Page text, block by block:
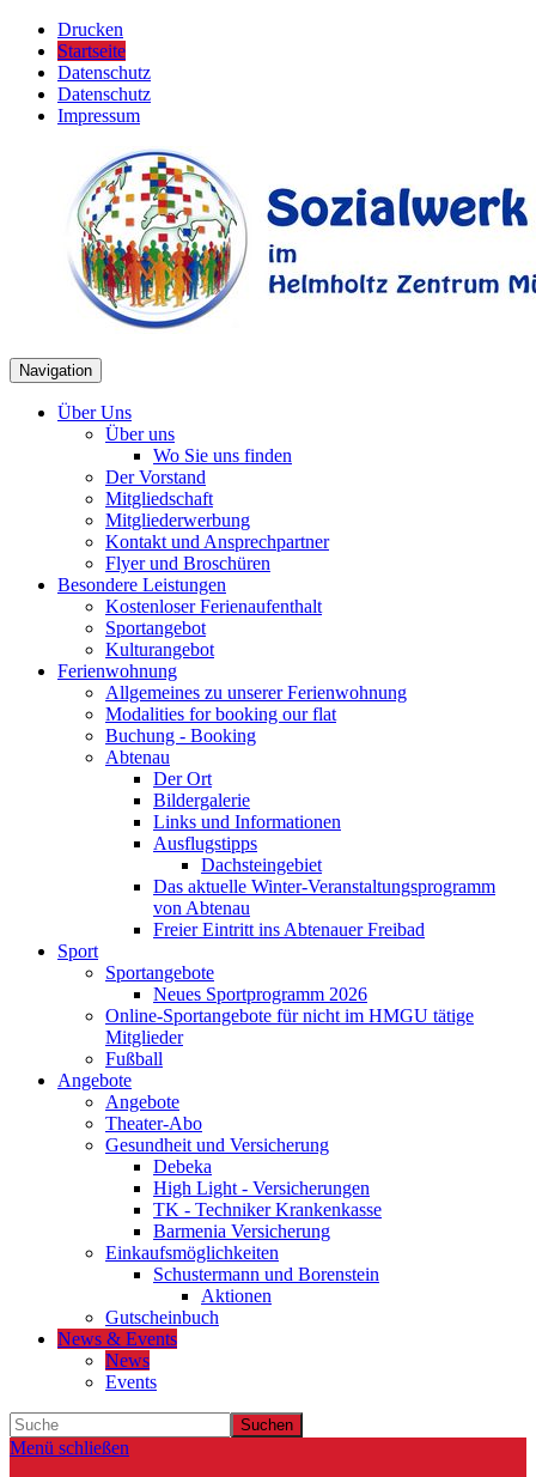
Drucken
Startseite
Datenschutz
Datenschutz
Impressum
Navigation
Über Uns
Über uns
Wo Sie uns finden
Der Vorstand
Mitgliedschaft
Mitgliederwerbung
Kontakt und Ansprechpartner
Flyer und Broschüren
Besondere Leistungen
Kostenloser Ferienaufenthalt
Sportangebot
Kulturangebot
Ferienwohnung
Allgemeines zu unserer Ferienwohnung
Modalities for booking our flat
Buchung - Booking
Abtenau
Der Ort
Bildergalerie
Links und Informationen
Ausflugstipps
Dachsteingebiet
Das aktuelle Winter-Veranstaltungsprogramm
von Abtenau
Freier Eintritt ins Abtenauer Freibad
Sport
Sportangebote
Neues Sportprogramm 2026
Online-Sportangebote für nicht im HMGU tätige
Mitglieder
Fußball
Angebote
Angebote
Theater-Abo
Gesundheit und Versicherung
Debeka
High Light - Versicherungen
TK - Techniker Krankenkasse
Barmenia Versicherung
Einkaufsmöglichkeiten
Schustermann und Borenstein
Aktionen
Gutscheinbuch
News & Events
News
Events
Suchen
Menü schließen